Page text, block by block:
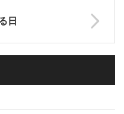
日